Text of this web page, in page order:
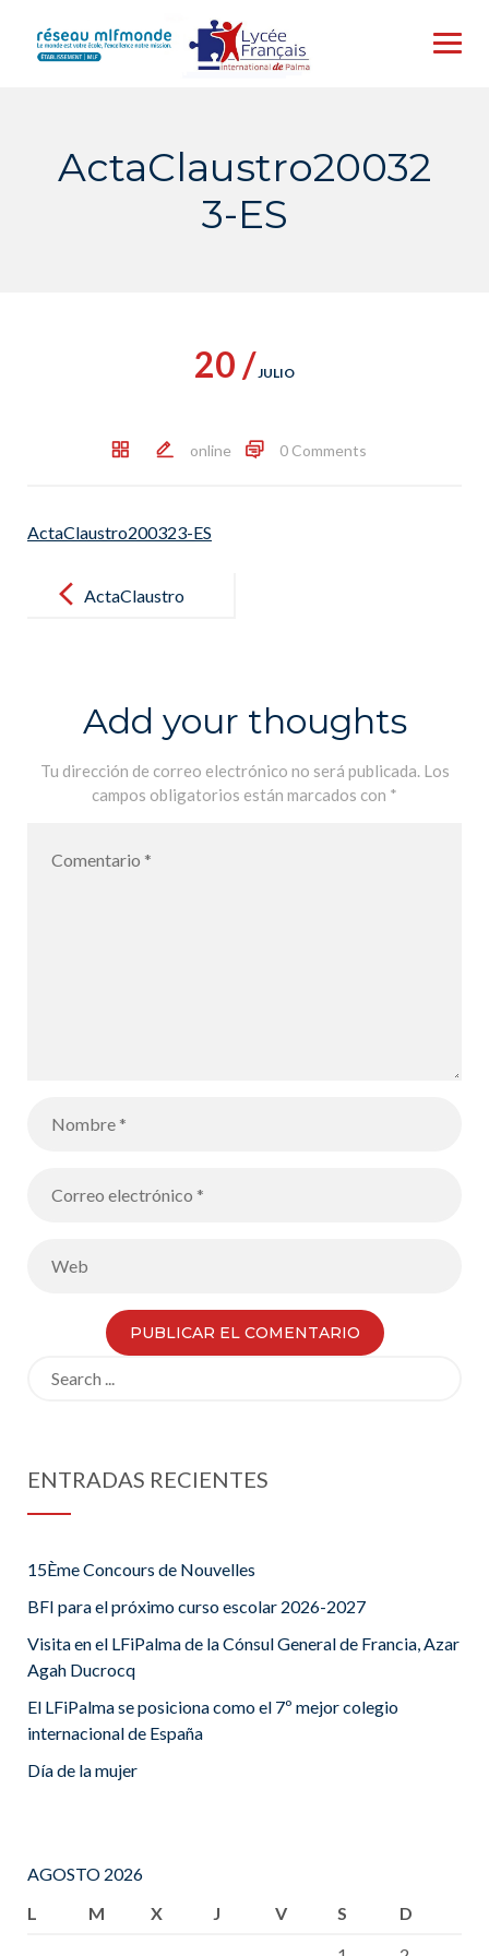
content
ActaClaustro20032
3-ES
20 /JULIO
online 0 Comments
ActaClaustro200323-ES
navigationActaClaustro
Add your thoughts
Tu dirección de correo electrónico no será publicada. Los
campos obligatorios están marcados con *
ENTRADAS RECIENTES
15Ème Concours de Nouvelles
BFI para el próximo curso escolar 2026-2027
Visita en el LFiPalma de la Cónsul General de Francia, Azar
Agah Ducrocq
El LFiPalma se posiciona como el 7º mejor colegio
internacional de España
Día de la mujer
AGOSTO 2026
L
M X J V S
D